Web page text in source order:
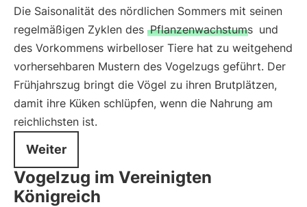
Die Saisonalität des nördlichen Sommers mit seinen
regelmäßigen Zyklen des Pflanzenwachstums und
des Vorkommens wirbelloser Tiere hat zu weitgehend
vorhersehbaren Mustern des Vogelzugs geführt. Der
Frühjahrszug bringt die Vögel zu ihren Brutplätzen,
damit ihre Küken schlüpfen, wenn die Nahrung am
reichlichsten ist.
Weiter
Vogelzug im Vereinigten
Königreich